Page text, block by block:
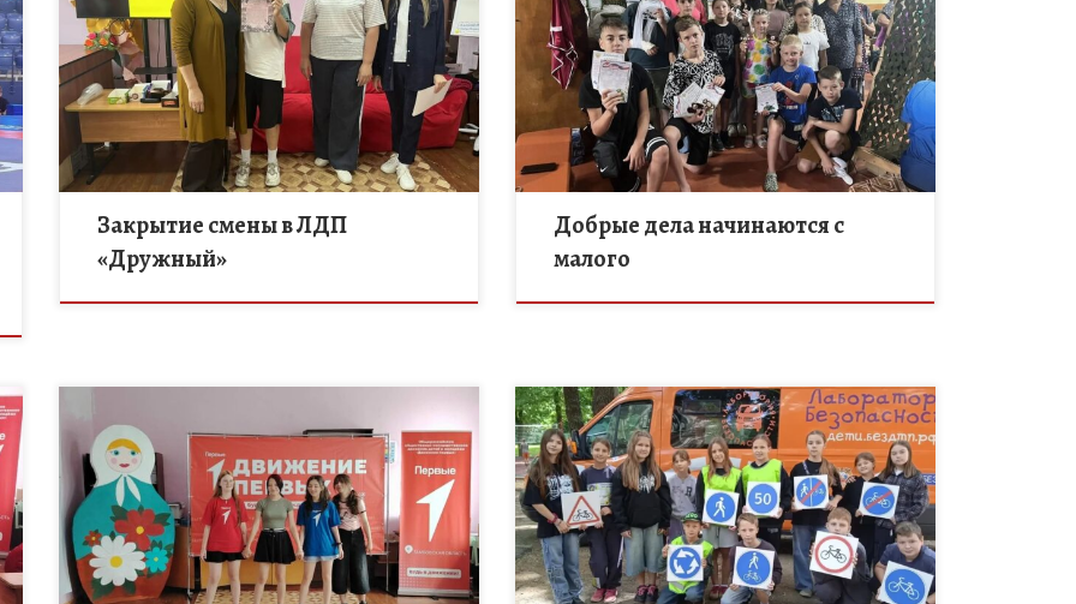
24 июля завершил свою работу лагерь дневного
пребывания «Дружный» при МБОУ ДО «Дом
творчества» Никифоровского МО. Смена
получилась яркой и насыщенной — именно такой,
какой […]
Закрытие смены в ЛДП
«Дружный»
16 июля воспитанники лагеря дневного
пребывания «Дружный» при МБОУ ДО «Дом
творчества» Никифоровского МО посетили
старый храм. Там трудится группа неравнодушных
женщин — они плетут […]
Добрые дела начинаются с
малого
10 июля состоялось торжественное открытие
лагеря дневного пребывания «Дружный». С самого
первого дня ребята и педагоги готовились к этому
событию: разучивали танцы, песни, игры — […]
Лето в разгаре, а значит, мобильный автогородок
«Лаборатория безопасности» продолжает
колесить по загородным оздоровительным
лагерям области, чтобы напомнить ребятам о
главном. На этой неделе специалисты […]